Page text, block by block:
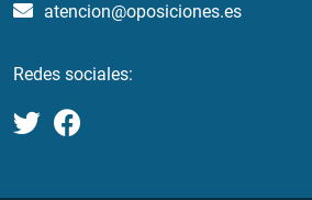
atencion@oposiciones.es
Redes sociales: